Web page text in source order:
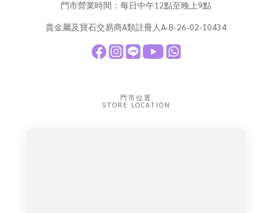
門市營業時間：每日中午12點至晚上9點
貴金屬及寶石交易商A類註冊人A-B-26-02-10434
門市位置
STORE LOCATION